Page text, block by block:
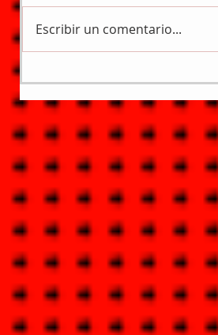
Escribir un comentario...